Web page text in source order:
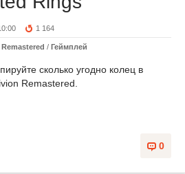
1 164
/ Геймплей
сколько угодно колец в
Remastered.
0